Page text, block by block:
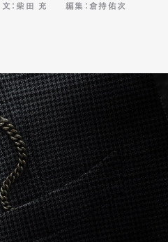
文：柴田 充 編集：倉持佑次